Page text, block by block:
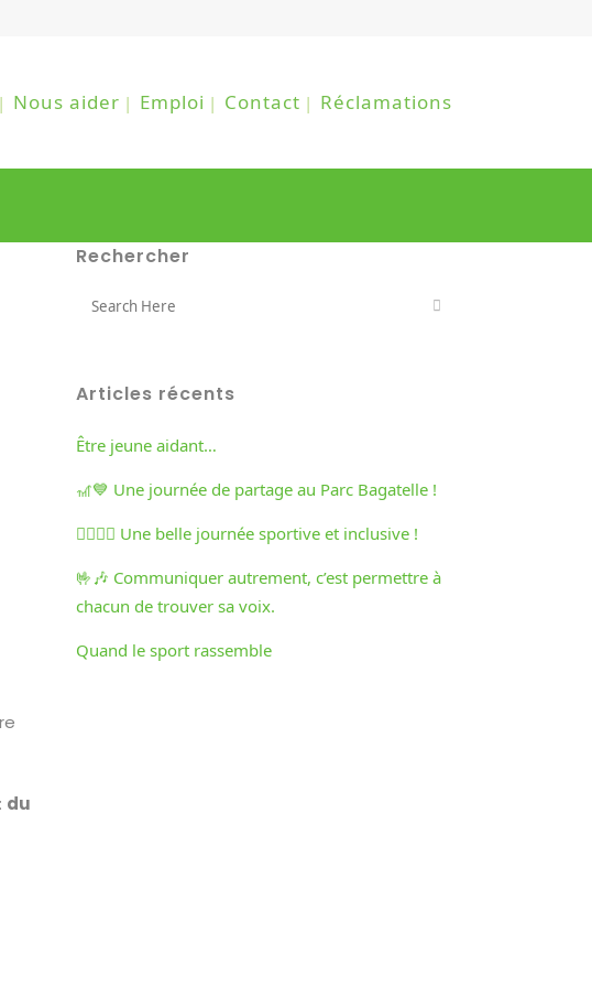
Nous aider Emploi Contact Réclamations
du
Rechercher
Articles récents
Être jeune aidant…
🎢💙 Une journée de partage au Parc Bagatelle !
🏃‍♀️🏃‍♂️ Une belle journée sportive et inclusive !
🤟🎶 Communiquer autrement, c’est permettre à
chacun de trouver sa voix.
Quand le sport rassemble